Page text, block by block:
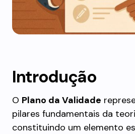
Introdução
O Plano da Validade
pilares fundamentais da
constituindo um elemento